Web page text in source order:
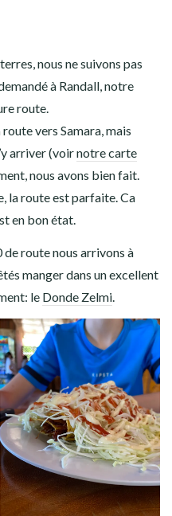
nous ne suivons pas
à Randall, notre
route.
vers Samara, mais
arriver (voirnotre carte
nous avons bien fait.
la route est parfaite. Ca
en bon état.
de route nous arrivons à
manger dans un excellent
le Donde Zelmi